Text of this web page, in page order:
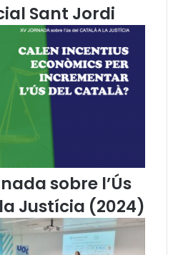
Sant Jordi
sobre l’Ús
Justícia (2024)